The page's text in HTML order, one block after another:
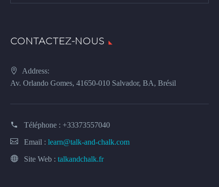
CONTACTEZ-NOUS
Address:
Av. Orlando Gomes, 41650-010 Salvador, BA, Brésil
Téléphone : +33373557040
Email : learn@talk-and-chalk.com
Site Web : talkandchalk.fr